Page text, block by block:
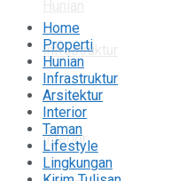
Infrastruktur
Arsitektur
Interior
Home
Properti
Hunian
Infrastruktur
Arsitektur
Interior
Taman
Lifestyle
Lingkungan